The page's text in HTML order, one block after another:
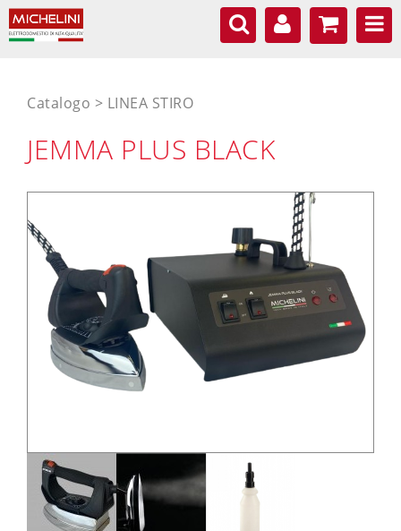
Catalogo LINEA STIRO
JEMMA PLUS BLACK